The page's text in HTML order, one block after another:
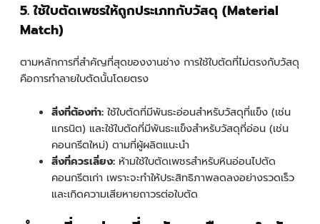
5. ใช้ใบตัดเพชรให้ถูกประเภทกับวัสดุ (Material
Match)
ตามหลักการที่สำคัญที่สุดของงานช่าง การใช้ใบตัดที่ไม่ตรงกับวัสดุ
คือการทำลายใบตัดนั้นโดยตรง
สิ่งที่ต้องทำ:ใช้ใบตัดที่มีพันธะอ่อนสำหรับวัสดุที่แข็ง (เช่น
แกรนิต) และใช้ใบตัดที่มีพันธะแข็งสำหรับวัสดุที่อ่อน (เช่น
คอนกรีตใหม่) ตามที่ผู้ผลิตแนะนำ
สิ่งที่ควรเลี่ยง: ห้ามใช้ใบตัดเพชรสำหรับหินอ่อนไปตัด
คอนกรีตเก่า เพราะจะทำให้ประสิทธิภาพลดลงอย่างรวดเร็ว
และเกิดความเสียหายถาวรต่อใบตัด